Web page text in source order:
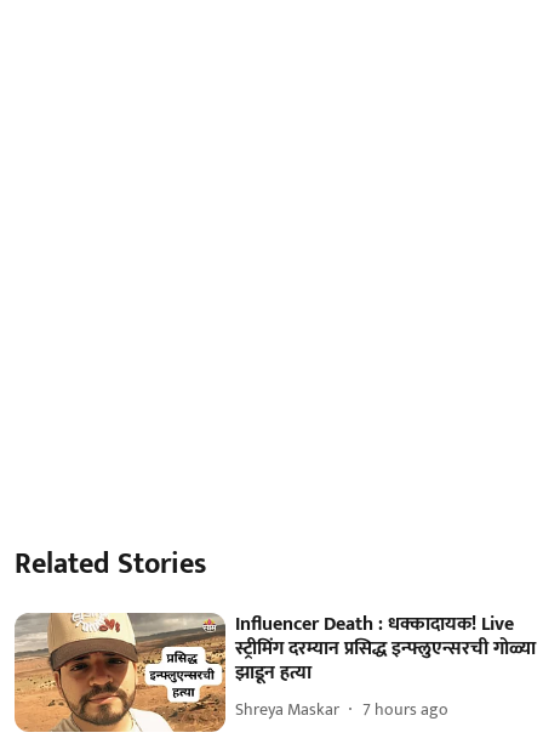
Related Stories
Influencer Death : धक्कादायक! Live
स्ट्रीमिंग दरम्यान प्रसिद्ध इन्फ्लुएन्सरची गोळ्या
झाडून हत्या
Shreya Maskar 7 hours ago